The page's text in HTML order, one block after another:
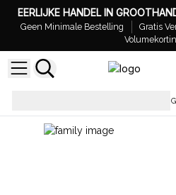
EERLIJKE HANDEL IN
Geen Minimale Bestelling Gratis